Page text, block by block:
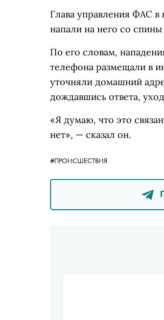
Глава управления ФАС в
напали на него со
По его словам,
телефона размещали в
уточняли домашний
дождавшись ответа,
«Я думаю, что это
нет», — сказал он.
#ПРОИСШЕСТВИЯ